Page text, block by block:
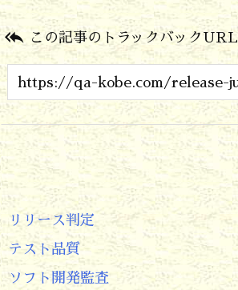
 この記事のトラックバックURL
リリース判定
テスト品質
ソフト開発監査